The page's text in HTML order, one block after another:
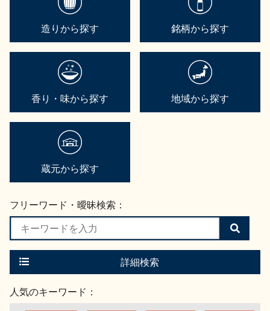
造りから探す 銘柄から探す
香り・味から探す 地域から探す
蔵元から探す
フリーワード・曖昧検索：
検
索
す
詳細検索
人気のキーワード：